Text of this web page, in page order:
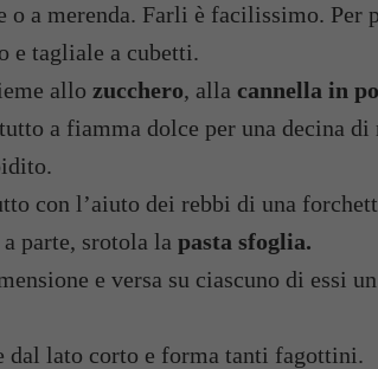
o a merenda. Farli è facilissimo. Per
e tagliale a cubetti.
allo zucchero, alla cannella in
a fiamma dolce per una decina
con l’aiuto dei rebbi di una
a parte, srotola la pasta sfoglia.
e versa su ciascuno di essi un
dal lato corto e forma tanti fagottini.